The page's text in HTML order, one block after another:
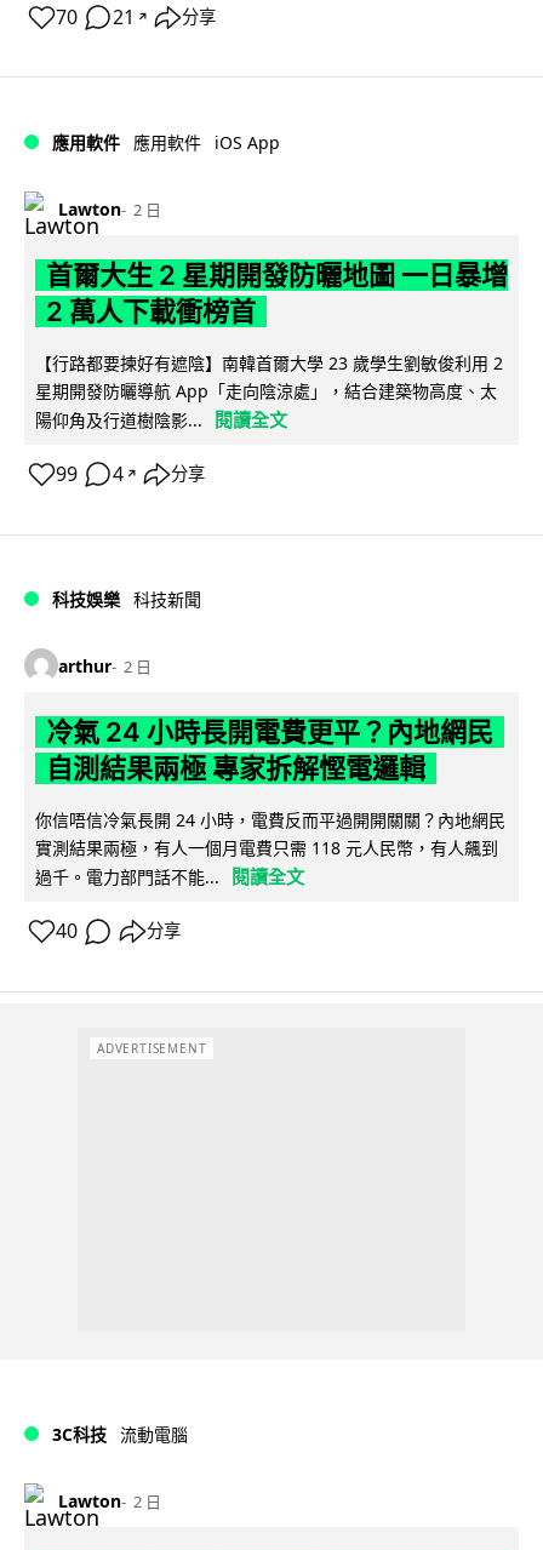
70 21 ↗ 分享
應用軟件 應用軟件 iOS App
Lawton 2 日
首爾大生 2 星期開發防曬地圖 一日暴增
2 萬人下載衝榜首
【行路都要揀好有遮陰】南韓首爾大學 23 歲學生劉敏俊利用 2
星期開發防曬導航 App「走向陰涼處」，結合建築物高度、太
陽仰角及行道樹陰影...
閱讀全文
99 4 ↗ 分享
科技娛樂 科技新聞
arthur 2 日
冷氣 24 小時長開電費更平？內地網民
自測結果兩極 專家拆解慳電邏輯
你信唔信冷氣長開 24 小時，電費反而平過開開關關？內地網民
實測結果兩極，有人一個月電費只需 118 元人民幣，有人飆到
過千。電力部門話不能...
閱讀全文
40 分享
ADVERTISEMENT
3C科技 流動電腦
Lawton 2 日